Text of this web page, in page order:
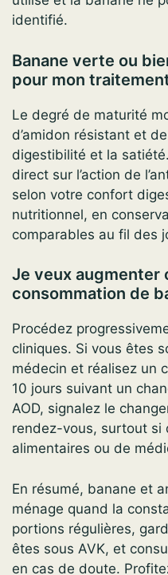
identifié.
Banane verte ou
pour mon
Le degré de maturité
d’amidon résistant et
digestibilité et la satiété.
direct sur l’action de
selon votre confort
nutritionnel, en
comparables au fil des
Je veux augmenter
consommation de
Procédez
cliniques. Si vous êtes
médecin et réalisez un
10 jours suivant un
AOD, signalez le
rendez-vous, surtout si
alimentaires ou de
En résumé, banane et
ménage quand la
portions régulières,
êtes sous AVK, et
en cas de doute.